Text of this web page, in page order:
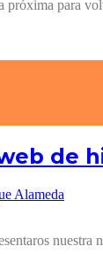
próxima para
de
Alameda